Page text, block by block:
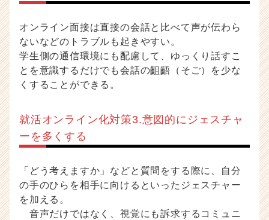
オンライン面接は直接の会話と比べて声が伝わら
ないなどのトラブルも起きやすい。
学生側の通信環境にも配慮して、ゆっくり話すこ
とを意識するだけでも会話の齟齬（そご）を少な
くすることができる。
就活オンライン化対策3.意図的にジェスチャ
ーを多くする
「どう考えますか」などと質問をする際に、自分
の手のひらを相手に向けるといったジェスチャー
を加える。
音声だけではなく、視覚にも訴求するコミュニ